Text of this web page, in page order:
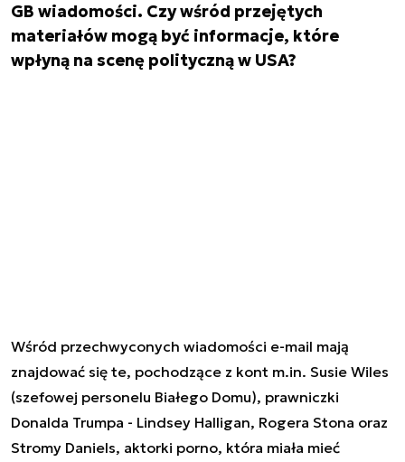
GB wiadomości. Czy wśród przejętych
materiałów mogą być informacje, które
wpłyną na scenę polityczną w USA?
Wśród przechwyconych wiadomości e-mail mają
znajdować się te, pochodzące z kont m.in. Susie Wiles
(szefowej personelu Białego Domu), prawniczki
Donalda Trumpa - Lindsey Halligan, Rogera Stona oraz
Stromy Daniels, aktorki porno, która miała mieć